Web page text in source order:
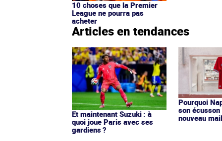
10 choses que la Premier
League ne pourra pas
acheter
Articles en tendances
Et maintenant Suzuki : à
quoi joue Paris avec ses
gardiens ?
Pourquoi
son
nouveau